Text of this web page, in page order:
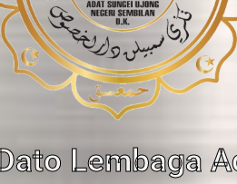
Lembaga